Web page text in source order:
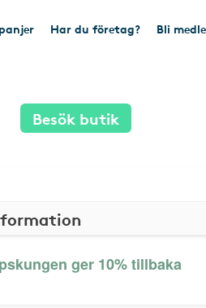
Har du företag? Bli
Besök butik
ger 10% tillbaka